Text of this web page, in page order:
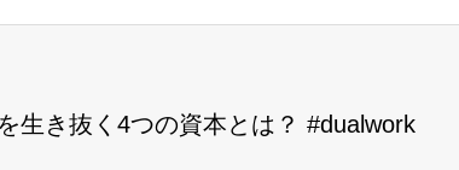
生き抜く4つの資本とは？ #dualwork